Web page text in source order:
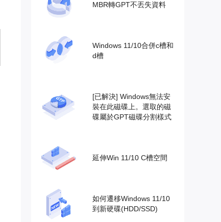
MBR轉GPT不丟失資料
Windows 11/10合併c槽和
d槽
[已解決] Windows無法安
裝在此磁碟上。選取的磁
碟屬於GPT磁碟分割樣式
延伸Win 11/10 C槽空間
如何遷移Windows 11/10
到新硬碟(HDD/SSD)